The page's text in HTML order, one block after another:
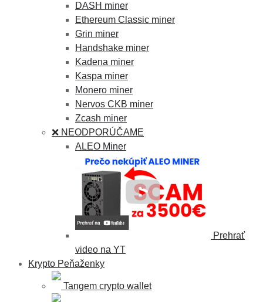
DASH miner
Ethereum Classic miner
Grin miner
Handshake miner
Kadena miner
Kaspa miner
Monero miner
Nervos CKB miner
Zcash miner
❌ NEODPORÚČAME
ALEO Miner
Prehrať
video na YT
Krypto Peňaženky
Tangem crypto wallet